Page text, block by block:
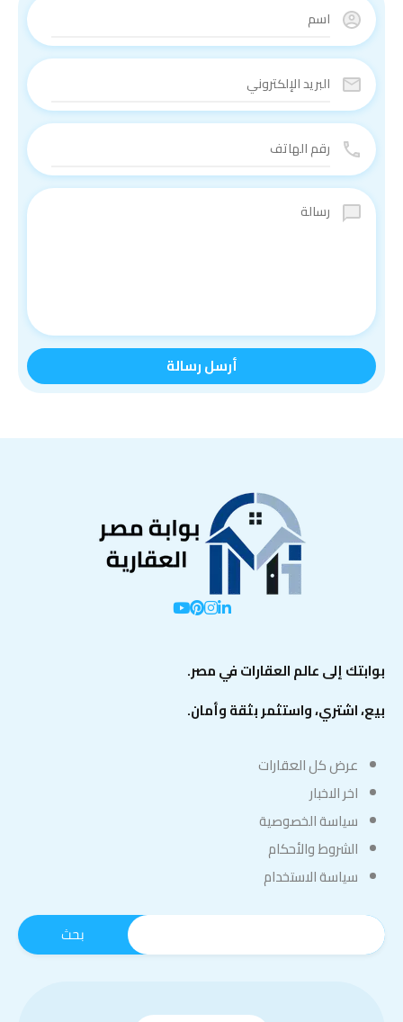
بوابتك إلى عالم العقارات في مصر.
بيع، اشتري، واستثمر بثقة وأمان.
عرض كل العقارات
اخر الاخبار
سياسة الخصوصية
الشروط والأحكام
سياسة الاستخدام